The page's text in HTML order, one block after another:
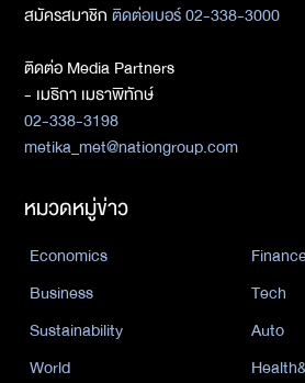
สมัครสมาชิกติดต่อเบอร์ 02-338-3000
ติดต่อ Media Partners
- เมธิกา เมธาพิทักษ์
02-338-3198
metika_met@nationgroup.com
หมวดหมู่ข่าว
Economics
Business
Tech
Sustainability
Auto
World